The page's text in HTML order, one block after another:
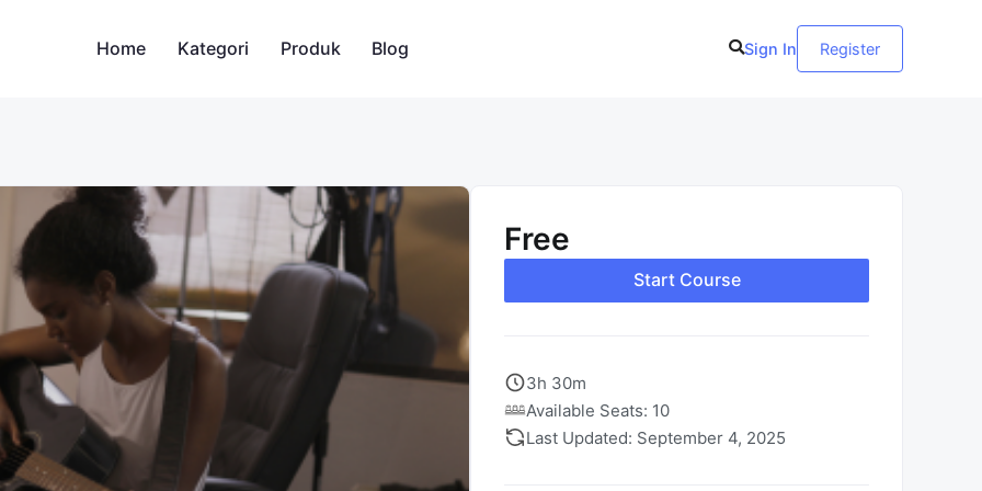
Home Kategori Produk Blog Sign In Register
Free
Start Course
3h 30m
Available Seats: 10
Last Updated: September 4, 2025